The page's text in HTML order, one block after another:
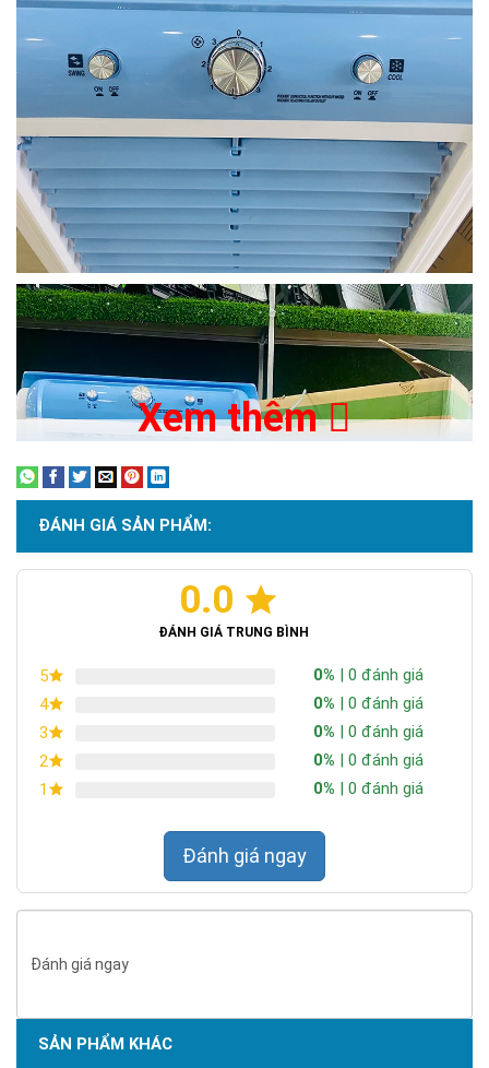
Xem thêm
ĐÁNH GIÁ SẢN PHẨM:
0.0
ĐÁNH GIÁ TRUNG BÌNH
5 0% | 0 đánh giá
4
0% | 0 đánh giá
3
0% | 0 đánh giá
2
0% | 0 đánh giá
1
0% | 0 đánh giá
Đánh giá ngay
Đánh giá ngay
SẢN PHẨM KHÁC